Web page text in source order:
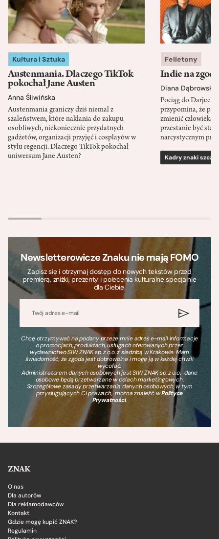
Kultura i Sztuka
Austenmania. Dlaczego TikTok
pokochał Jane Austen
Anna Śliwińska
Austenmania graniczy dziś niemal z
szaleństwem, które nakłania do zakupu
osobliwych, niekoniecznie przydatnych
gadżetów, organizacji przyjęć i cosplayów w
stylu regencji. Dlaczego TikTok pokochał
uniwersum Jane Austen?
Felietony
Indie na
Diana Dąbrowska
Pociąg do
przypomina, że
zmienić człowieka
przestanie być
narcystycznym
Kadry znaki
Newsletterowicze Znaku nie mają FOMO
Zapisz się i otrzymaj dostęp do nowych tekstów przed
premierą, zniżki, prezenty i polecenia kulturalne specjalnie
dla Ciebie.
Chcę otrzymywać na podany przeze mnie adres e-mail informacje
o promocjach, produktach, usługach oferowanych przez
wydawnictwo SIW ZNAK sp. z o.o. z siedzibą w Krakowie. Mam
świadomość, że zgoda jest dobrowolna i mogę ją w każdej chwili
wycofać.
Administratorem danych osobowych jest SIW ZNAK sp. z o.o., dane
osobowe będą przetwarzane w celach marketingowych.
Szczegółowe zasady przetwarzania danych osobowych, w tym
przysługujących Ci prawach, można znaleźć wPolityce
Prywatności.
ZNAK
O nas
Dla autorów
Dla reklamodawców
Kontakt
Gdzie mogę kupić ZNAK?
Regulamin